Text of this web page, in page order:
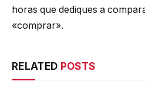
horas que dediques a
«comprar».
RELATED POSTS